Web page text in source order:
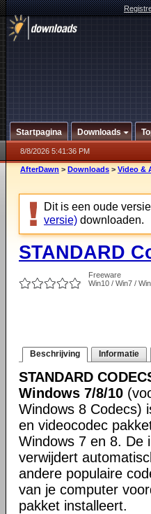
Startpagina Downloads
8/8/2026 5:41:36 PM
AfterDawn > Downloads > Video &
Dit is een oude
versie) downloaden.
STANDARD
Freeware
Win10 / Win7 /
Beschrijving Informatie
STANDARD
Windows 7/8/10
Windows 8 Codecs)
en videocodec
Windows 7 en 8. De
verwijdert
andere populaire
van je computer
pakket installeert.